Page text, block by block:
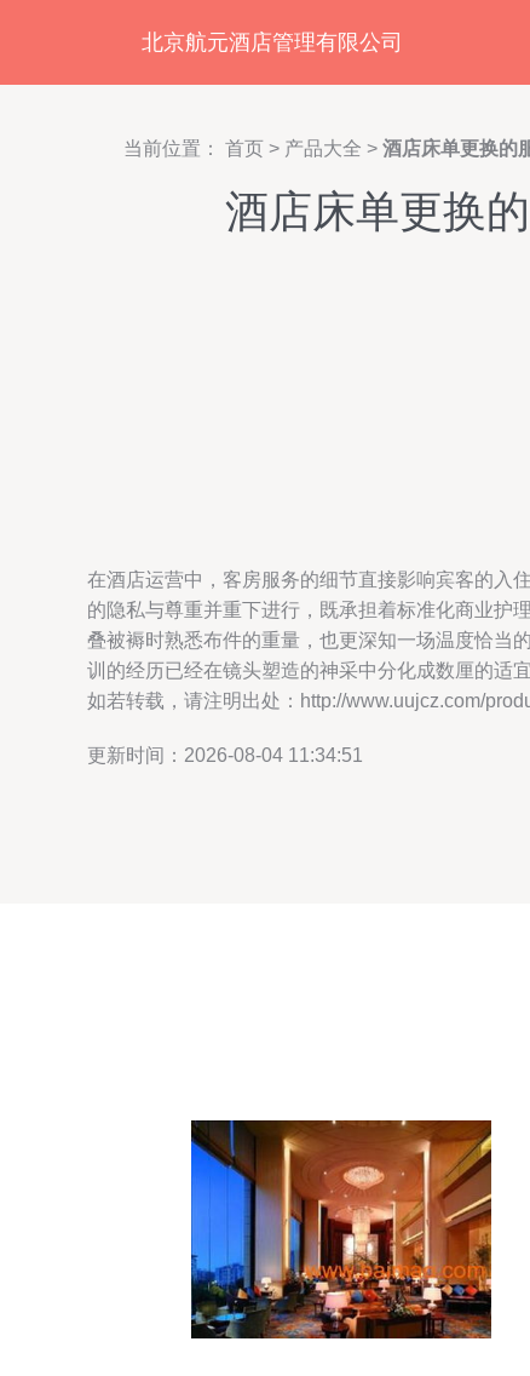
北京航元酒店管理有限公司
当前位置： 首页 > 产品大全 > 酒店床单更换的
酒店床单更换
在酒店运营中，客房服务的细节直接影响宾客的入
的隐私与尊重并重下进行，既承担着标准化商业护
叠被褥时熟悉布件的重量，也更深知一场温度恰当
训的经历已经在镜头塑造的神采中分化成数厘的适
如若转载，请注明出处：http://www.uujcz.com/
更新时间：2026-08-04 11:34:51